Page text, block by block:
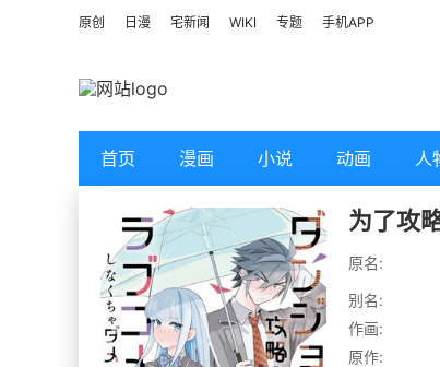
原创 日漫 宅新闻 WIKI 专题 手机APP
首页 漫画 小说 动画 人
为了攻
原名:
别名:
作画:
原作: